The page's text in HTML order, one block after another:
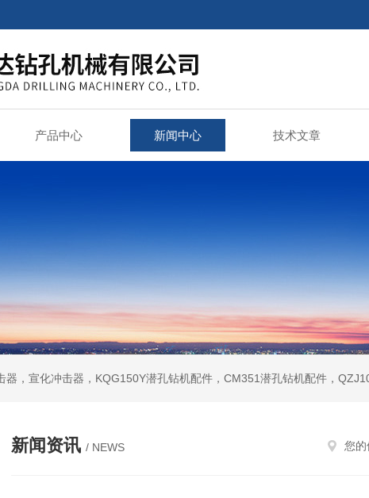
产品中心 新闻中心 技术文章
新闻资讯 / NEWS 您的